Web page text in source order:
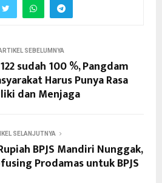
SEBELUMNYA
sudah 100 %, Pangdam
Harus Punya Rasa
dan Menjaga
SELANJUTNYA
BPJS Mandiri Nunggak,
Prodamas untuk BPJS